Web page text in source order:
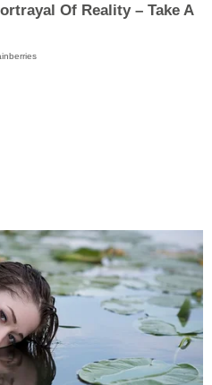
Of Reality – Take A